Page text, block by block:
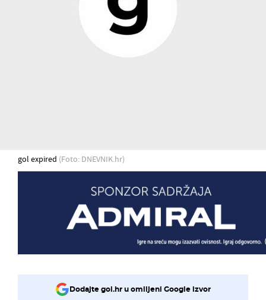
gol expired (Foto: DNEVNIK.hr)
Dodajte gol.hr u omiljeni Google izvor